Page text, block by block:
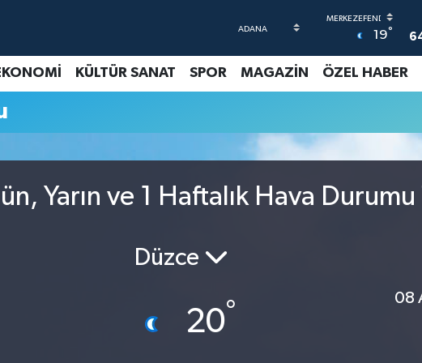
19°
KÜLTÜR SANAT SPOR MAGAZİN ÖZEL HABER
Yarın ve 1 Haftalık Hava Durumu
Düzce
20°
08